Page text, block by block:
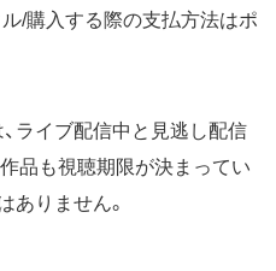
/購入する際の支払方法はポ
ライブ配信中と見逃し配信
品も視聴期限が決まってい
ありません。